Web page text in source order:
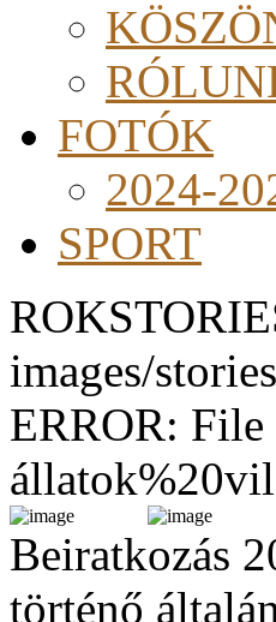
FOTÓK
2024-
SPORT
images/
ERROR:
Beiratkozás
történő